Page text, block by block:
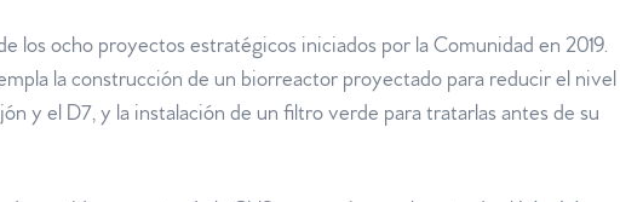
los ocho proyectos estratégicos iniciados por la Comunidad en 2019.
la construcción de un biorreactor proyectado para reducir el nivel
y el D7, y la instalación de un filtro verde para tratarlas antes de su